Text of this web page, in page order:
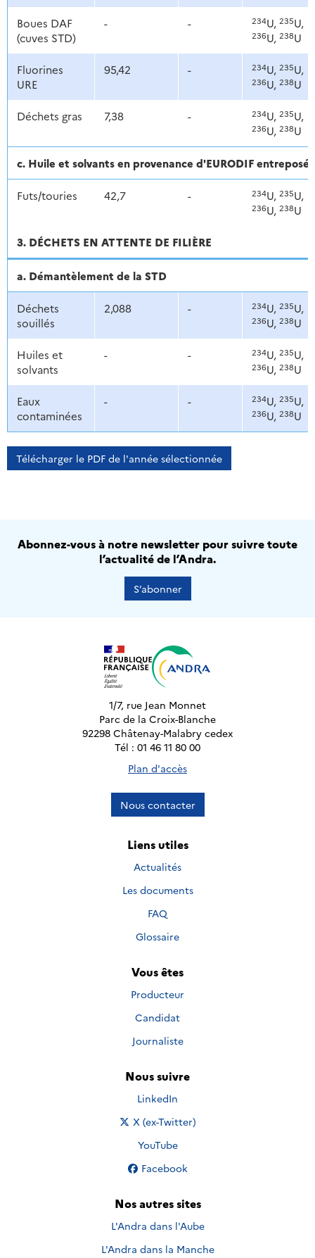
Boues DAF
(cuves STD)
- - 234U, 235U,
236U, 238U
Fluorines
URE
95,42 - 234U, 235U,
236U, 238U
Déchets gras 7,38 - 234U, 235U,
236U, 238U
c. Huile et solvants en provenance d'EURODIF
Futs/touries 42,7 - 234U, 235U,
236U, 238U
3. DÉCHETS EN ATTENTE DE FILIÈRE
a. Démantèlement de la STD
Déchets
souillés
2,088 - 234U, 235U,
236U, 238U
Huiles et
solvants
- - 234U, 235U,
236U, 238U
Eaux
contaminées
- - 234U, 235U,
236U, 238U
Télécharger le PDF de l'année sélectionnée
Abonnez-vous à notre newsletter pour suivre toute
l’actualité de l’Andra.
S’abonner
1/7, rue Jean Monnet
Parc de la Croix-Blanche
92298 Châtenay-Malabry cedex
Tél : 01 46 11 80 00
Plan d'accès
Nous contacter
Liens utiles
Actualités
Les documents
FAQ
Glossaire
Vous êtes
Producteur
Candidat
Journaliste
Nous suivre
Nous suivre sur
LinkedIn
Nous suivre sur
X (ex-Twitter)
Nous suivre sur
YouTube
Nous suivre sur
Facebook
Nos autres sites
L'Andra dans l'Aube
L'Andra dans la Manche